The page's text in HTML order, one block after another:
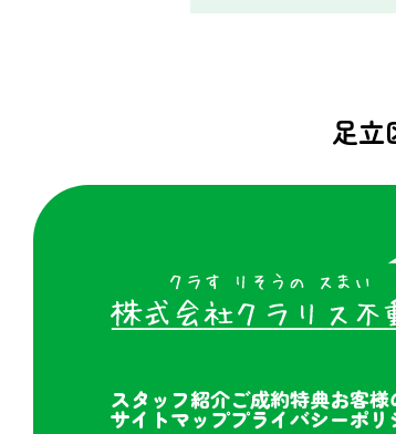
足立
スタッフ紹介ご成約特典お客様
サイトマッププライバシーポリ